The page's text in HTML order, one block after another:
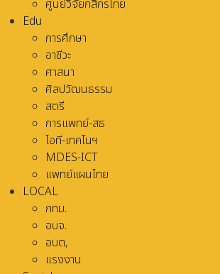
ศูนย์วิจัยกสิกรไทย
Edu
การศึกษา
อาชีวะ
ศาสนา
ศิลปวัฒนธรรม
สตรี
การแพทย์-สธ
ไอที-เทคโนฯ
MDES-ICT
แพทย์แผนไทย
LOCAL
กทม.
อบจ.
อบต,
แรงงาน